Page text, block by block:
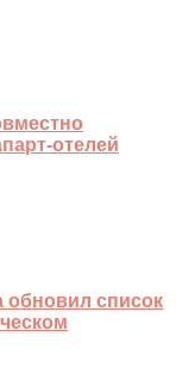
отелей
обновил список